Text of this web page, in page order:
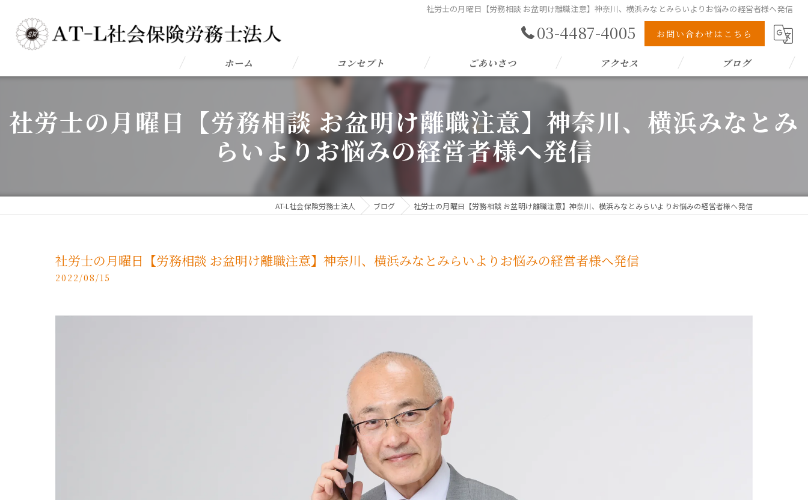
社労士の月曜日【労務相談 お盆明け離職注意】神奈川、横浜みなとみらいよりお悩みの経営者様へ発信
03-4487-4005 お問い合わせはこちら
ホーム コンセプト ごあいさつ アクセス ブログ
社労士の月曜日【労務相談 お盆明け離職注意】神奈川、横浜みなとみ
らいよりお悩みの経営者様へ発信
AT-L社会保険労務士法人 ブログ 社労士の月曜日【労務相談 お盆明け離職注意】神奈川、横浜みなとみらいよりお悩みの経営者様へ発信
社労士の月曜日【労務相談 お盆明け離職注意】神奈川、横浜みなとみらいよりお悩みの経営者様へ発信
2022/08/15